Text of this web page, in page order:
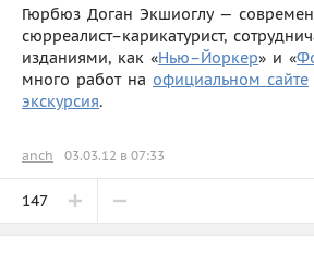
Гюрбюз Доган Экшиоглу —
сюрреалист–карикатурист,
изданиями, как «Нью–Йоркер» и «
много работ на официальном сайте
экскурсия.
anch 03.03.12 в 07:33
147